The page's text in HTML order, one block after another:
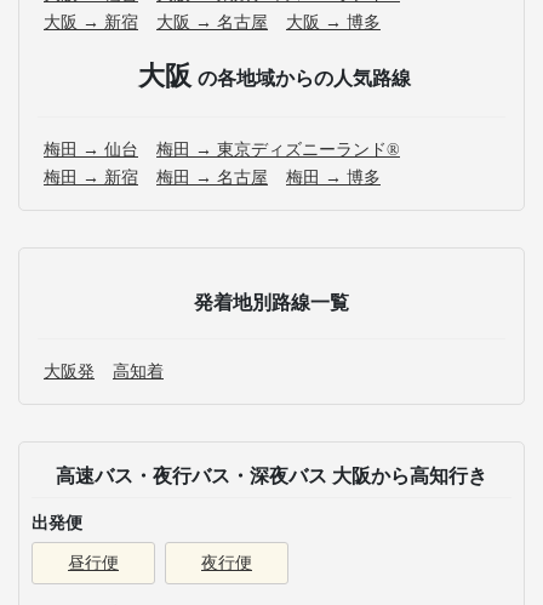
大阪 → 新宿
大阪 → 名古屋 大阪 → 博多
大阪 の各地域からの人気路線
梅田 → 仙台
梅田 → 東京ディズニーランド®
梅田 → 新宿
梅田 → 名古屋 梅田 → 博多
発着地別路線一覧
大阪発 高知着
高速バス・夜行バス・深夜バス 大阪から高知行き
出発便
昼行便 夜行便